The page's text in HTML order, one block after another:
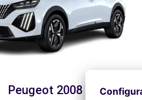
Peugeot 2008